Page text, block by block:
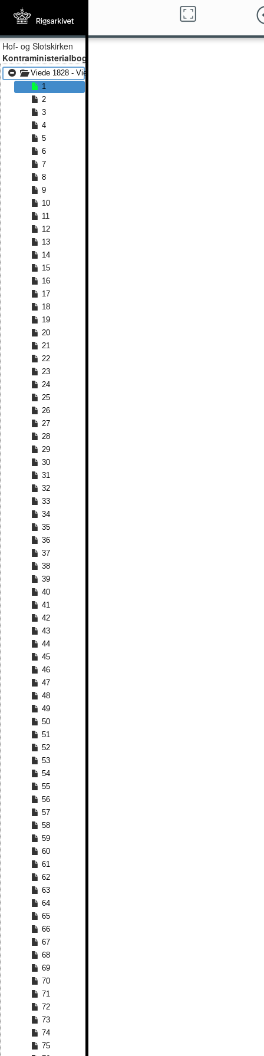
Hof- og Slotskirken
Kontraministerialbog
Viede 1828 - Viede 1891
1
2
3
4
5
6
7
8
9
10
11
12
13
14
15
16
17
18
19
20
21
22
23
24
25
26
27
28
29
30
31
32
33
34
35
36
37
38
39
40
41
42
43
44
45
46
47
48
49
50
51
52
53
54
55
56
57
58
59
60
61
62
63
64
65
66
67
68
69
70
71
72
73
74
75